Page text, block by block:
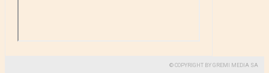
© COPYRIGHT BY GREMI MEDIA SA